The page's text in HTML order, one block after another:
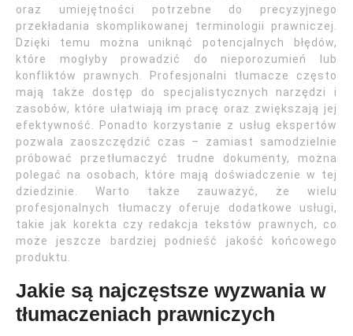
oraz umiejętności potrzebne do precyzyjnego
przekładania skomplikowanej terminologii prawniczej.
Dzięki temu można uniknąć potencjalnych błędów,
które mogłyby prowadzić do nieporozumień lub
konfliktów prawnych. Profesjonalni tłumacze często
mają także dostęp do specjalistycznych narzędzi i
zasobów, które ułatwiają im pracę oraz zwiększają jej
efektywność. Ponadto korzystanie z usług ekspertów
pozwala zaoszczędzić czas – zamiast samodzielnie
próbować przetłumaczyć trudne dokumenty, można
polegać na osobach, które mają doświadczenie w tej
dziedzinie. Warto także zauważyć, że wielu
profesjonalnych tłumaczy oferuje dodatkowe usługi,
takie jak korekta czy redakcja tekstów prawnych, co
może jeszcze bardziej podnieść jakość końcowego
produktu.
Jakie są najczęstsze wyzwania w
tłumaczeniach prawniczych